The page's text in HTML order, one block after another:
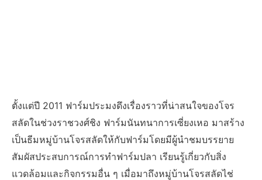
ตั้งแต่ปี 2011 ฟาร์มประมงดึงเรื่องราวที่น่าสนใจของโจร
สลัดในช่วงราชวงศ์ชิง ฟาร์มนันทนาการเซี่ยงเหอ มาสร้าง
เป็นธีมหมู่บ้านโจรสลัดให้กับฟาร์มโดยมีผู้นำชมบรรยาย
สัมผัสประสบการณ์การทำฟาร์มปลา เรียนรู้เกี่ยวกับสิ่ง
แวดล้อมและกิจกรรมอื่น ๆ เมื่อมาถึงหมู่บ้านโจรสลัดไช่